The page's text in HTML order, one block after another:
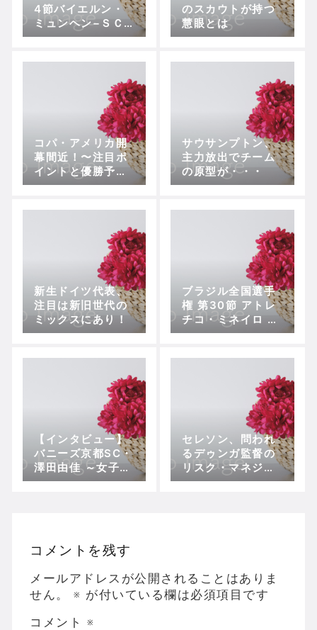
4節バイエルン・
ミュンヘン−ＳＣ
パーダーボルン
ひっくり返せる
のスカウトが持つ
慧眼とは
コパ・アメリカ開
幕間近！〜注目ポ
イントと優勝予
想〜
サウサンプトン、
主力放出でチーム
の原型が・・・
新生ドイツ代表、
注目は新旧世代の
ミックスにあり！
ブラジル全国選手
権 第30節 アトレ
チコ・ミネイロ vs
バイーア 〜サッカ
イク〜
【インタビュー】
バニーズ京都SC・
澤田由佳 ～女子サ
ッカーの奥深さを
セレソン、問われ
るデゥンガ監督の
リスク・マネジメ
ント
コメントを残す
メールアドレスが公開されることはありま
せん。
※ が付いている欄は必須項目です
コメント ※